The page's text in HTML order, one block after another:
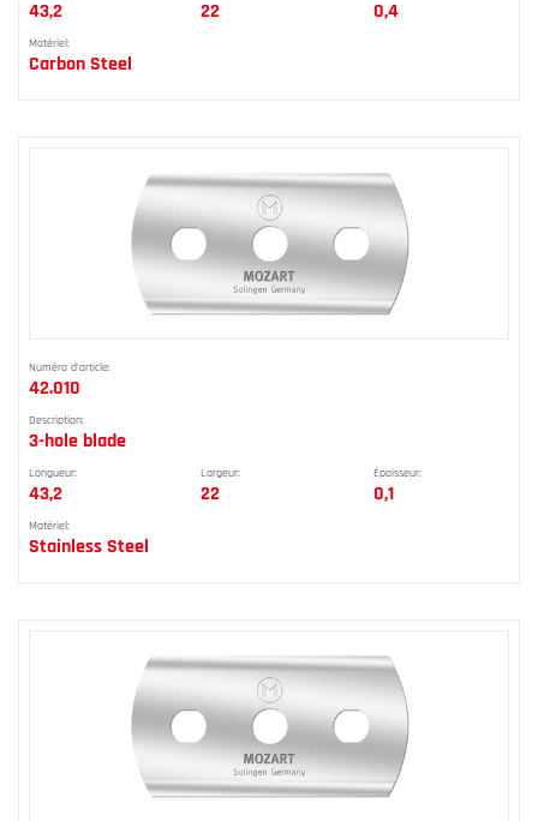
43,2 22 0,4
Matériel:
Carbon Steel
Numéro d'article:
42.010
Description:
3-hole blade
Longueur:
43,2
Largeur:
22
Épaisseur:
0,1
Matériel:
Stainless Steel